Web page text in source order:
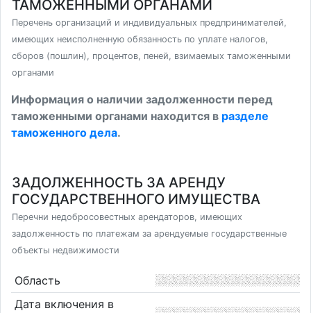
ТАМОЖЕННЫМИ ОРГАНАМИ
Перечень организаций и индивидуальных предпринимателей,
имеющих неисполненную обязанность по уплате налогов,
сборов (пошлин), процентов, пеней, взимаемых таможенными
органами
Информация о наличии задолженности перед
таможенными органами находится в разделе
таможенного дела.
ЗАДОЛЖЕННОСТЬ ЗА АРЕНДУ
ГОСУДАРСТВЕННОГО ИМУЩЕСТВА
Перечни недобросовестных арендаторов, имеющих
задолженность по платежам за арендуемые государственные
объекты недвижимости
Область
Дата включения в